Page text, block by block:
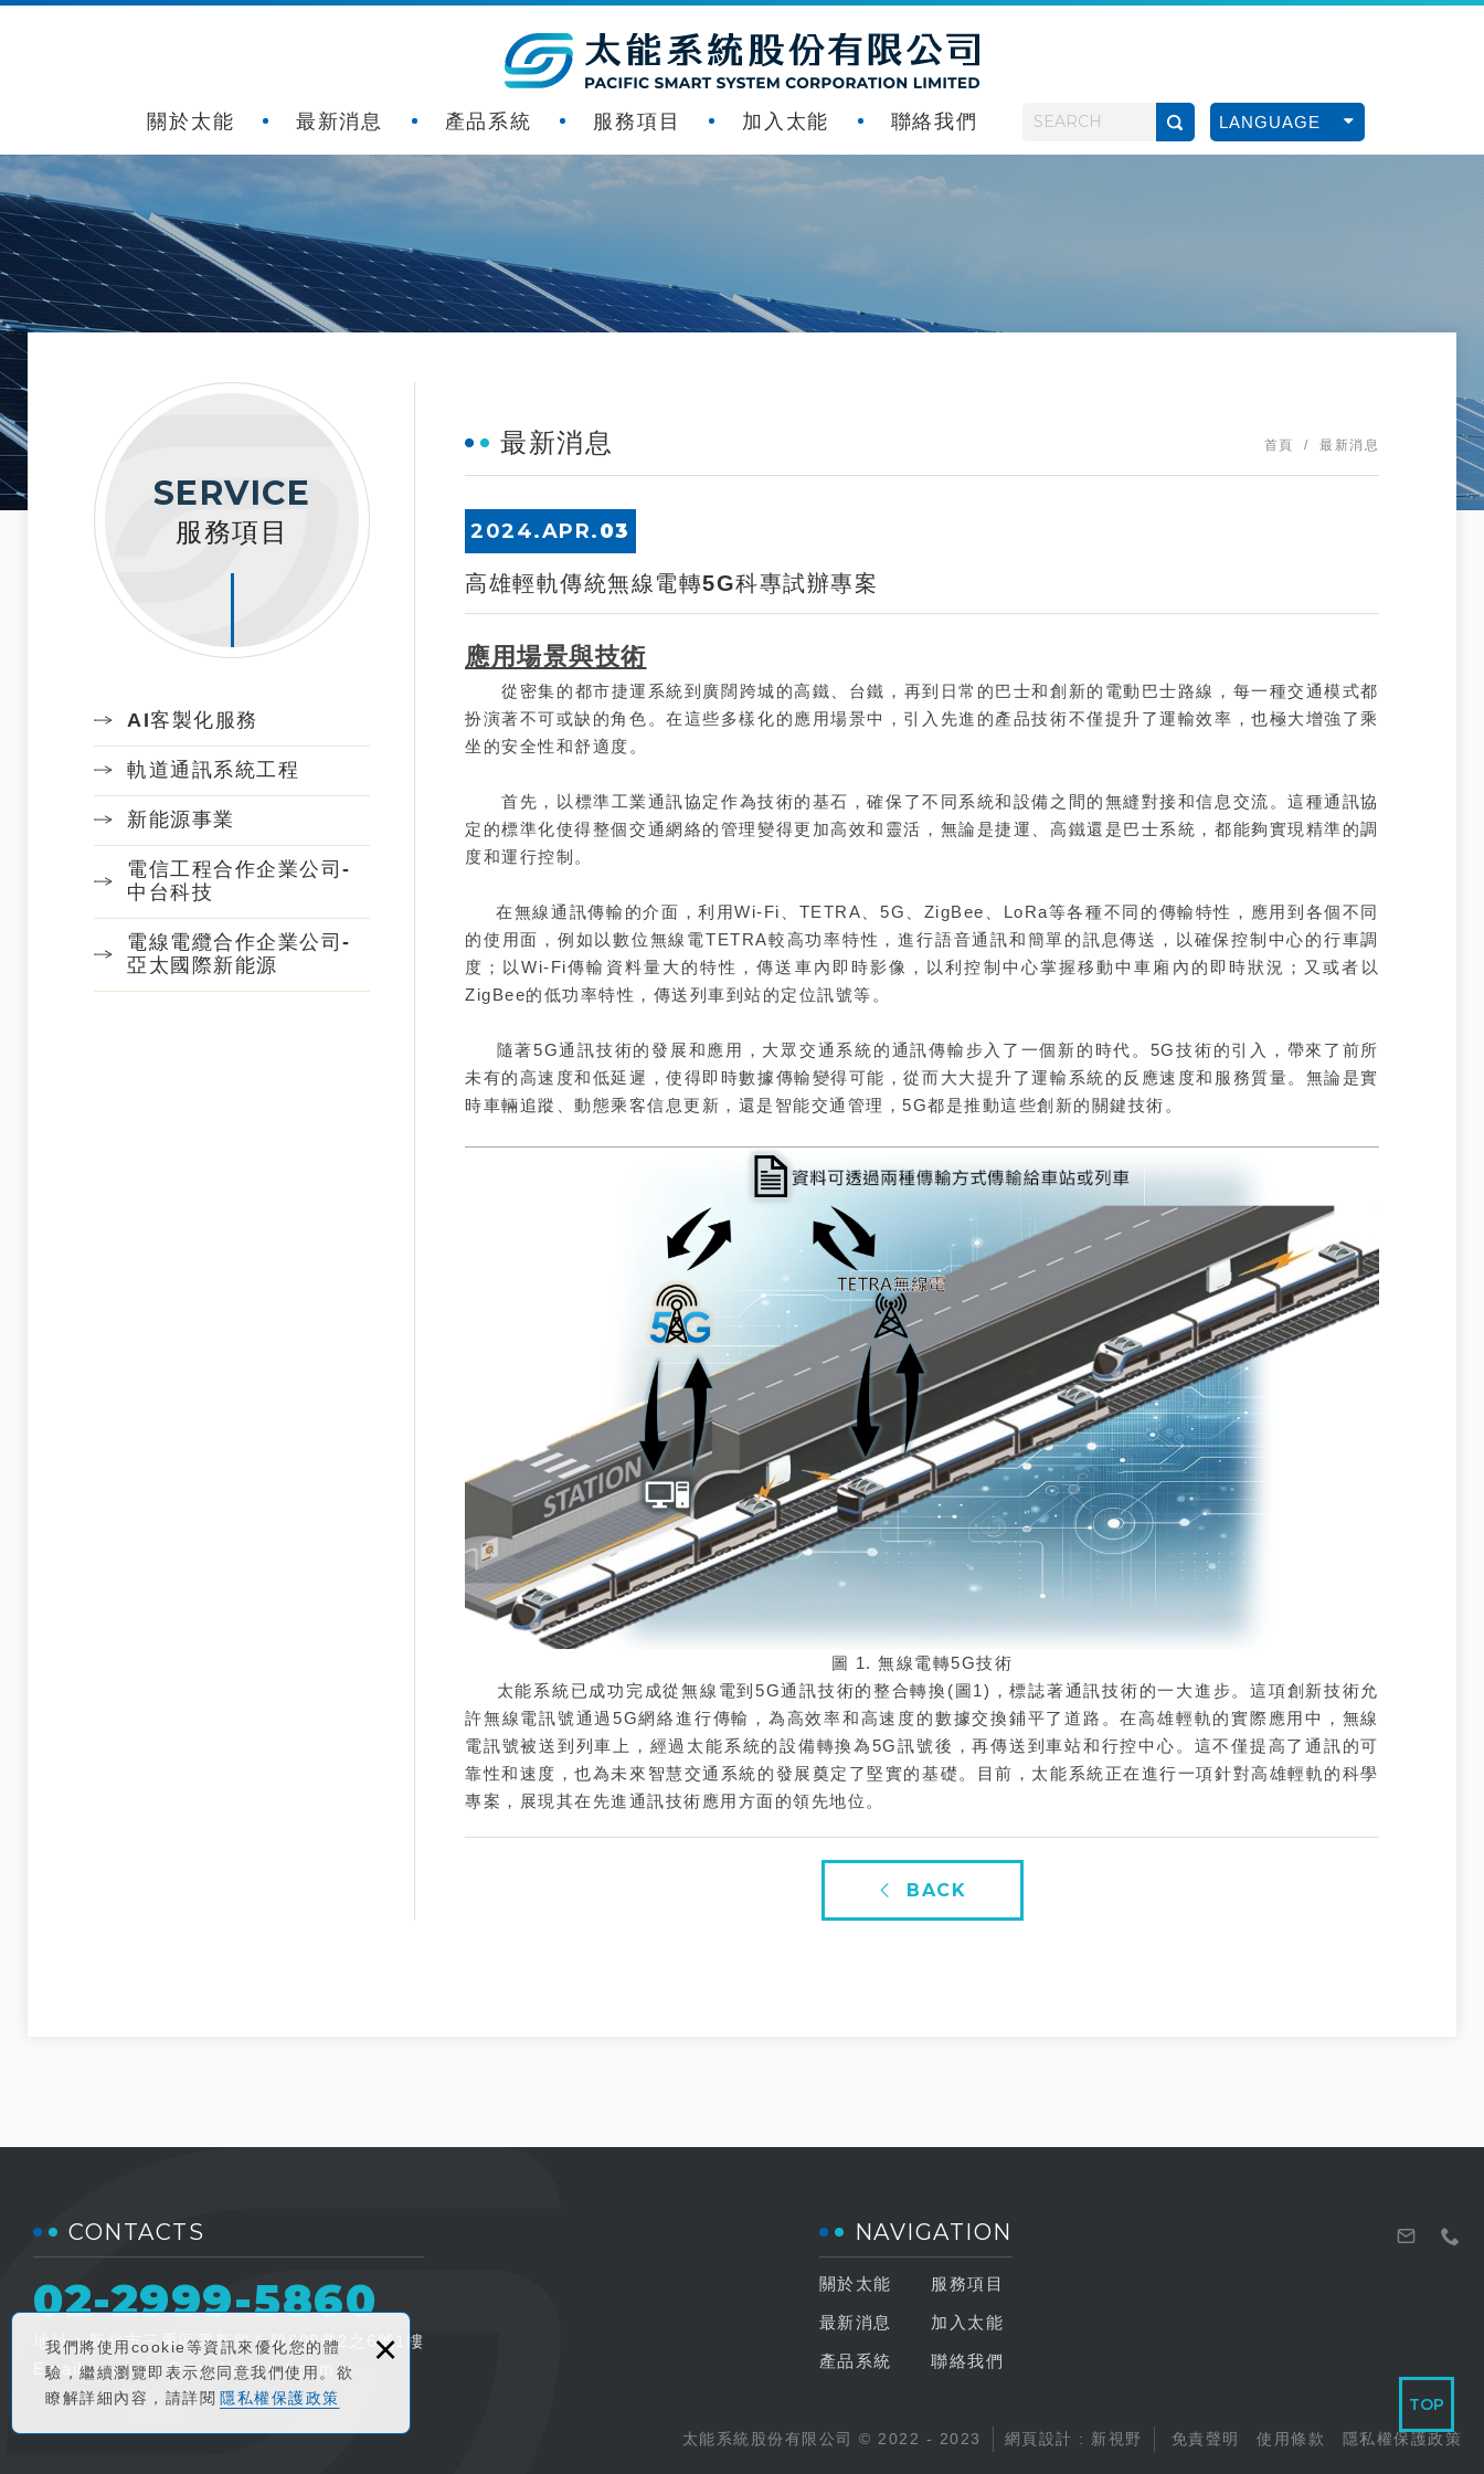
我們將使用cookie等資訊來優化您的體
驗，繼續瀏覽即表示您同意我們使用。欲
瞭解詳細內容，請詳閱 隱私權保護政策
×
關於太能 最新消息 產品系統 服務項目 加入太能 聯絡我們 LANGUAGE
SERVICE
服務項目
AI客製化服務
軌道通訊系統工程
新能源事業
電信工程合作企業公司-
中台科技
電線電纜合作企業公司-
亞太國際新能源
最新消息 首頁 最新消息
2024.APR.03
高雄輕軌傳統無線電轉5G科專試辦專案
應用場景與技術
從密集的都市捷運系統到廣闊跨城的高鐵、台鐵，再到日常的巴士和創新的電動巴士路線，每一種交通模式都
扮演著不可或缺的角色。在這些多樣化的應用場景中，引入先進的產品技術不僅提升了運輸效率，也極大增強了乘
坐的安全性和舒適度。
首先，以標準工業通訊協定作為技術的基石，確保了不同系統和設備之間的無縫對接和信息交流。這種通訊協
定的標準化使得整個交通網絡的管理變得更加高效和靈活，無論是捷運、高鐵還是巴士系統，都能夠實現精準的調
度和運行控制。
在無線通訊傳輸的介面，利用Wi-Fi、TETRA、5G、ZigBee、LoRa等各種不同的傳輸特性，應用到各個不同
的使用面，例如以數位無線電TETRA較高功率特性，進行語音通訊和簡單的訊息傳送，以確保控制中心的行車調
度；以Wi-Fi傳輸資料量大的特性，傳送車內即時影像，以利控制中心掌握移動中車廂內的即時狀況；又或者以
ZigBee的低功率特性，傳送列車到站的定位訊號等。
隨著5G通訊技術的發展和應用，大眾交通系統的通訊傳輸步入了一個新的時代。5G技術的引入，帶來了前所
未有的高速度和低延遲，使得即時數據傳輸變得可能，從而大大提升了運輸系統的反應速度和服務質量。無論是實
時車輛追蹤、動態乘客信息更新，還是智能交通管理，5G都是推動這些創新的關鍵技術。
圖 1. 無線電轉5G技術
太能系統已成功完成從無線電到5G通訊技術的整合轉換(圖1)，標誌著通訊技術的一大進步。這項創新技術允
許無線電訊號通過5G網絡進行傳輸，為高效率和高速度的數據交換鋪平了道路。在高雄輕軌的實際應用中，無線
電訊號被送到列車上，經過太能系統的設備轉換為5G訊號後，再傳送到車站和行控中心。這不僅提高了通訊的可
靠性和速度，也為未來智慧交通系統的發展奠定了堅實的基礎。目前，太能系統正在進行一項針對高雄輕軌的科學
專案，展現其在先進通訊技術應用方面的領先地位。
BACK
TOP
CONTACTS
02-2999-5860
地址 : 新北市三重區重新路５段609巷2之6號1樓
Email :service@pacificsmart.com
NAVIGATION
關於太能
最新消息
產品系統
服務項目
加入太能
聯絡我們
太能系統股份有限公司 © 2022 - 2023 網頁設計 : 新視野 免責聲明 使用條款 隱私權保護政策